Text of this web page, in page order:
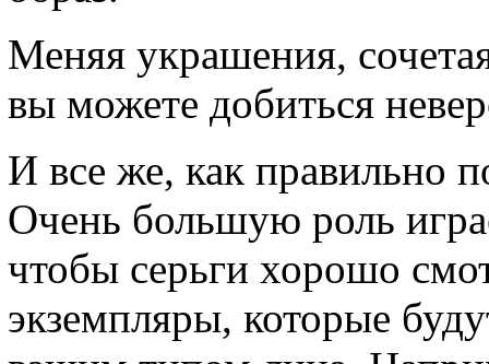
Меняя украшения,
вы можете добиться
И все же, как правильно
Очень большую роль
чтобы серьги хорошо
экземпляры, которые